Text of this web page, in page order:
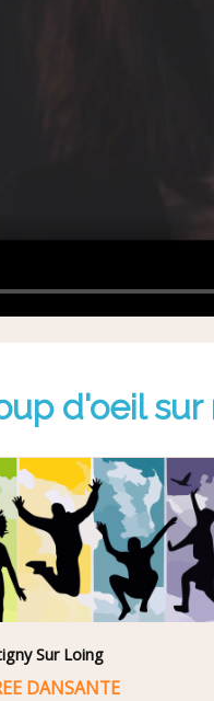
d'oeil
Sur Loing
DANSANTE